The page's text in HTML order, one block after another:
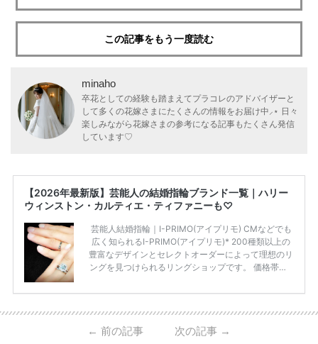
この記事をもう一度読む
minaho
卒花としての経験も踏まえてプラコレのアドバイザーと
して多くの花嫁さまにたくさんの情報をお届け中⸝⋆ 日々
楽しみながら花嫁さまの参考になる記事もたくさん発信
しています♡
【2026年最新版】芸能人の結婚指輪ブランド一覧｜ハリー
ウィンストン・カルティエ・ティファニーも♡
芸能人結婚指輪｜I-PRIMO(アイプリモ) CMなどでも
広く知られるI-PRIMO(アイプリモ)* 200種類以上の
豊富なデザインとセレクトオーダーによって理想のリ
ングを見つけられるリングショップです。 価格帯は2
入が可能♩ コスパ的にも20代の若い夫婦に人気のよ
ビ 系 にて10月5日22時～スタートする水曜ドラマ『
#ファーストペンギン! 』で山藤 そよ役を演じます💁🏻‍♀️
← 前の記事 次の記事 →